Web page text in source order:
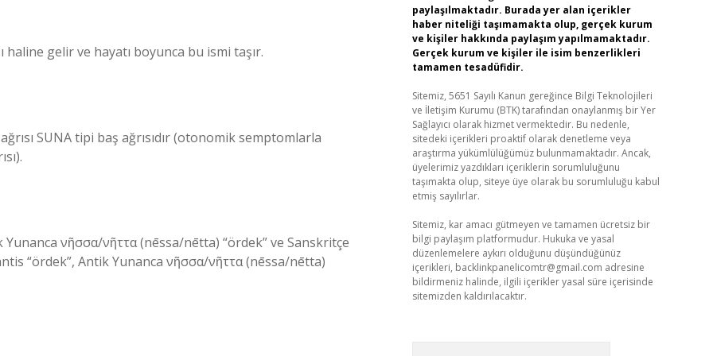
gelir ve hayatı boyunca bu ismi taşır.
SUNA tipi baş ağrısıdır (otonomik semptomlarla
νῆσσα/νῆττα (nēssa/nētta) “ördek” ve Sanskritçe
“ördek”, Antik Yunanca νῆσσα/νῆττα (nēssa/nētta)
paylaşılmaktadır. Burada yer alan içerikler
haber niteliği taşımamakta olup, gerçek kurum
ve kişiler hakkında paylaşım yapılmamaktadır.
Gerçek kurum ve kişiler ile isim benzerlikleri
tamamen tesadüfidir.
Sitemiz, 5651 Sayılı Kanun gereğince Bilgi Teknolojileri
ve İletişim Kurumu (BTK) tarafından onaylanmış bir Yer
Sağlayıcı olarak hizmet vermektedir. Bu nedenle,
sitedeki içerikleri proaktif olarak denetleme veya
araştırma yükümlülüğümüz bulunmamaktadır. Ancak,
üyelerimiz yazdıkları içeriklerin sorumluluğunu
taşımakta olup, siteye üye olarak bu sorumluluğu kabul
etmiş sayılırlar.
Sitemiz, kar amacı gütmeyen ve tamamen ücretsiz bir
bilgi paylaşım platformudur. Hukuka ve yasal
düzenlemelere aykırı olduğunu düşündüğünüz
içerikleri, backlinkpanelicomtr@gmail.com adresine
bildirmeniz halinde, ilgili içerikler yasal süre içerisinde
sitemizden kaldırılacaktır.